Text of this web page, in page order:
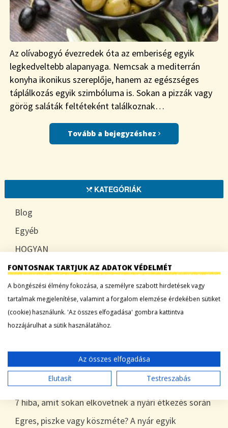
Az olívabogyó évezredek óta az emberiség egyik
legkedveltebb alapanyaga. Nemcsak a mediterrán
konyha ikonikus szereplője, hanem az egészséges
táplálkozás egyik szimbóluma is. Sokan a pizzák vagy
görög saláták feltéteként találkoznak…
Tovább a bejegyzéshez
KATEGÓRIÁK
Blog
Egyéb
HOGYAN
TUDATOSAN
LEGFRISSEBB BEJEGYZÉSEK
desszert
Tökszezon: sokoldalú alapanyagok a nyártól
egészen télig
7 hiba, amit sokan elkövetnek a nyári étkezés során
Egres, piszke vagy köszméte? A nyár egyik
FONTOSNAK TARTJUK AZ ADATOK VÉDELMÉT
A böngészési élmény fokozása, a személyre szabott hirdetések vagy
tartalmak megjelenítése, valamint a forgalom elemzése érdekében sütiket
(cookie) használunk. 'Az összes elfogadása' gombra kattintva
hozzájárulhat a sütik használatához.
Az összes elfogadása
Elutasít
Testreszabás